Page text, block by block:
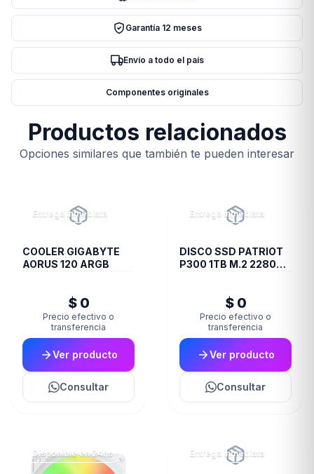
Garantía 12 meses
Envío a todo el país
Componentes originales
Productos relacionados
Opciones similares que también te pueden interesar
Entrega inmediata
COOLER GIGABYTE
AORUS 120 ARGB
$ 0
Precio efectivo o
transferencia
Ver producto
Consultar
Entrega inmediata
DISCO SSD PATRIOT
P300 1TB M.2 2280
$ 0
Precio efectivo o
transferencia
Ver producto
Consultar
Disponible en 24hs Entrega inmediata